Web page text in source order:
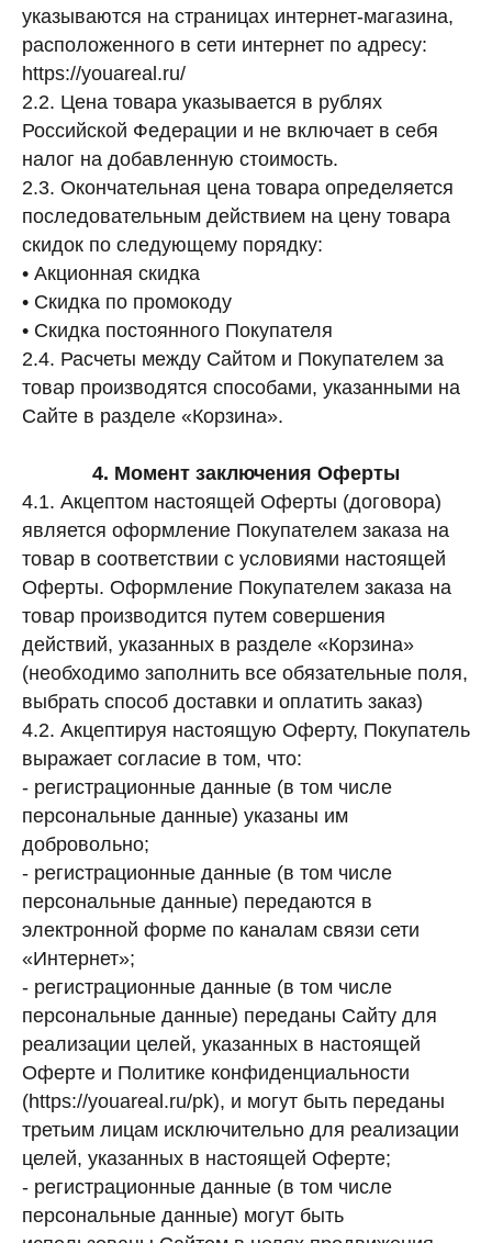
указываются на страницах интернет-магазина,
расположенного в сети интернет по адресу:
https://youareal.ru/
2.2. Цена товара указывается в рублях
Российской Федерации и не включает в себя
налог на добавленную стоимость.
2.3. Окончательная цена товара определяется
последовательным действием на цену товара
скидок по следующему порядку:
• Акционная скидка
• Скидка по промокоду
• Скидка постоянного Покупателя
2.4. Расчеты между Сайтом и Покупателем за
товар производятся способами, указанными на
Сайте в разделе «Корзина».
4. Момент заключения Оферты
4.1. Акцептом настоящей Оферты (договора)
является оформление Покупателем заказа на
товар в соответствии с условиями настоящей
Оферты. Оформление Покупателем заказа на
товар производится путем совершения
действий, указанных в разделе «Корзина»
(необходимо заполнить все обязательные поля,
выбрать способ доставки и оплатить заказ)
4.2. Акцептируя настоящую Оферту, Покупатель
выражает согласие в том, что:
- регистрационные данные (в том числе
персональные данные) указаны им
добровольно;
- регистрационные данные (в том числе
персональные данные) передаются в
электронной форме по каналам связи сети
«Интернет»;
- регистрационные данные (в том числе
персональные данные) переданы Сайту для
реализации целей, указанных в настоящей
Оферте и Политике конфиденциальности
(https://youareal.ru/pk), и могут быть переданы
третьим лицам исключительно для реализации
целей, указанных в настоящей Оферте;
- регистрационные данные (в том числе
персональные данные) могут быть